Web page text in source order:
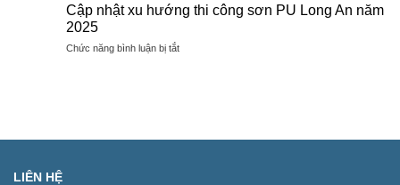
Long
Tư
15
hỏi
tại
Cập nhật xu hướng thi công sơn PU Long An năm
2025
Chức năng bình luận bị tắtở
công
LIÊN HỆ